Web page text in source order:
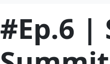
#Ep.6 |